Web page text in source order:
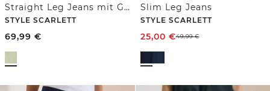
Straight Leg Jeans mit Gürteldetail
STYLE SCARLETT
69,99 €
Slim Leg Jeans
STYLE SCARLETT
25,00 €49,99€